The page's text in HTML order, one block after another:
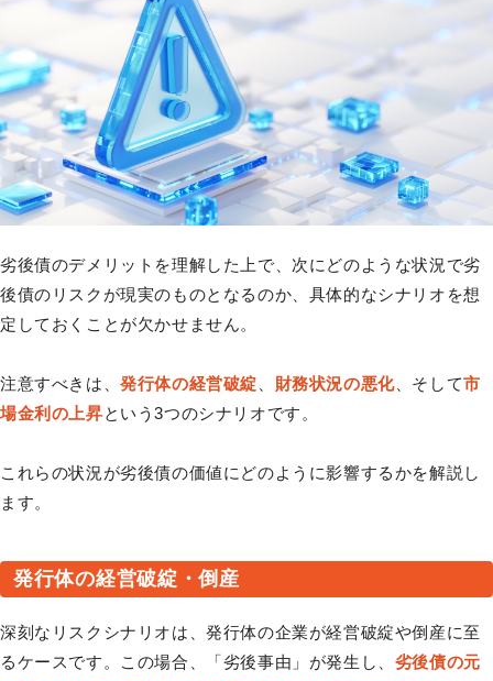
劣後債のデメリットを理解した上で、次にどのような状況で劣
後債のリスクが現実のものとなるのか、具体的なシナリオを想
定しておくことが欠かせません。
注意すべきは、発行体の経営破綻 財務状況の悪化、そして市
場金利の上昇という3つのシナリオです。
これらの状況が劣後債の価値にどのように影響するかを解説し
ます。
発行体の経営破綻・倒産
深刻なリスクシナリオは、発行体の企業が経営破綻や倒産に至
るケースです。この場合、「劣後事由」が発生し、 劣後債の元